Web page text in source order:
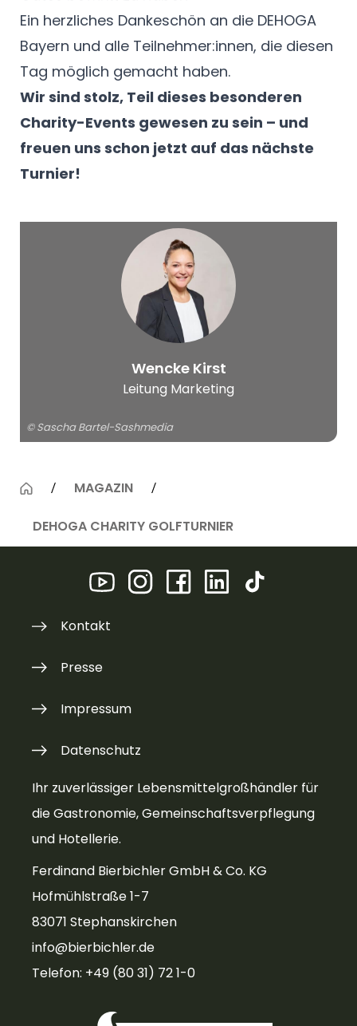
Ein herzliches Dankeschön an die DEHOGA
Bayern und alle Teilnehmer:innen, die diesen
Tag möglich gemacht haben.
Wir sind stolz, Teil dieses besonderen
Charity-Events gewesen zu sein – und
freuen uns schon jetzt auf das nächste
Turnier!
Sashmedia
Wencke Kirst
Leitung Marketing
© Sascha Bartel-Sashmedia
MAGAZIN
DEHOGA CHARITY GOLFTURNIER
Ihr zuverlässiger Lebensmittelgroßhändler für
die Gastronomie, Gemeinschaftsverpflegung
und Hotellerie.
Ferdinand Bierbichler GmbH & Co. KG
Hofmühlstraße 1-7
83071 Stephanskirchen
info@bierbichler.de
Telefon: +49 (80 31) 72 1-0
Kontakt
Presse
Impressum
Datenschutz